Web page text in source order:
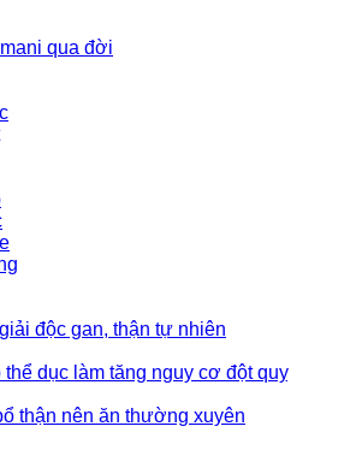
qua đời
độc gan, thận tự nhiên
thể dục làm tăng nguy cơ đột quỵ
thận nên ăn thường xuyên